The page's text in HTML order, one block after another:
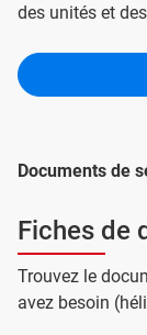
des unités et
Documents de
Fiches de
Trouvez le
avez besoin